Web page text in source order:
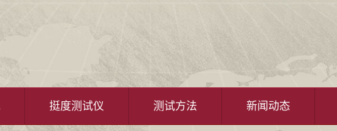
挺度测试仪 测试方法 新闻动态